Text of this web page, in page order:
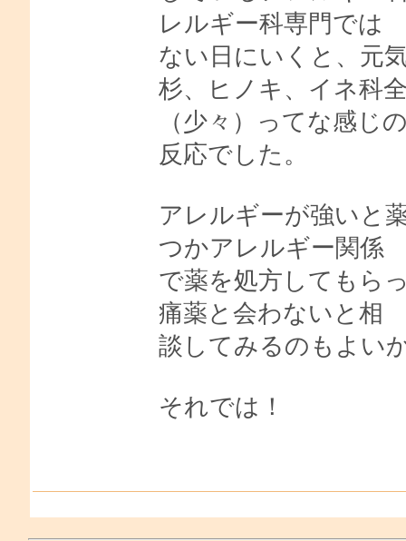
レルギー科専門では
ない日にいくと、元
杉、ヒノキ、イネ科
（少々）ってな感じ
反応でした。
アレルギーが強いと
つかアレルギー関係
で薬を処方してもら
痛薬と会わないと相
談してみるのもよい
それでは！